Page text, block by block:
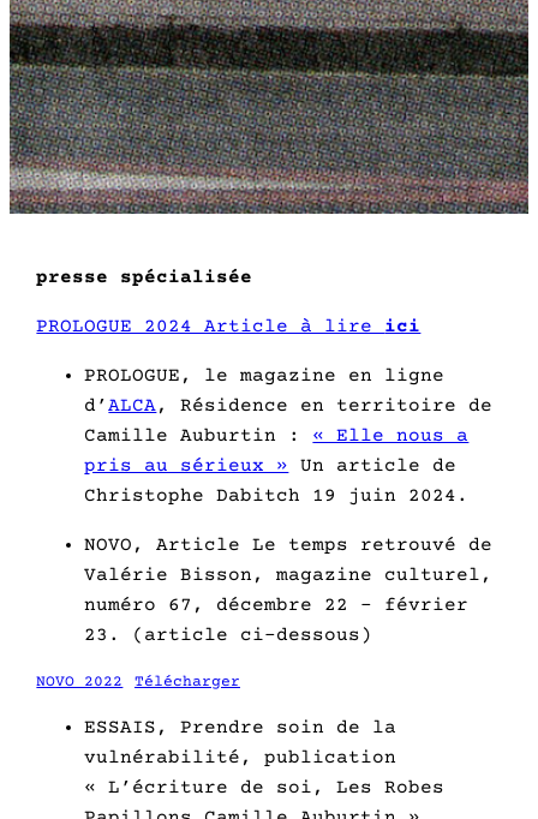
presse spécialisée
PROLOGUE 2024 Article à lire ici
PROLOGUE, le magazine en ligne
d’ALCA, Résidence en territoire de
Camille Auburtin : « Elle nous a
pris au sérieux » Un article de
Christophe Dabitch 19 juin 2024.
NOVO, Article Le temps retrouvé de
Valérie Bisson, magazine culturel,
numéro 67, décembre 22 – février
23. (article ci-dessous)
NOVO 2022 Télécharger
ESSAIS, Prendre soin de la
vulnérabilité, publication
« L’écriture de soi, Les Robes